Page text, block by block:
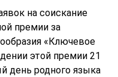
на соискание
премии за
«Ключевое
этой премии 21
день родного языка